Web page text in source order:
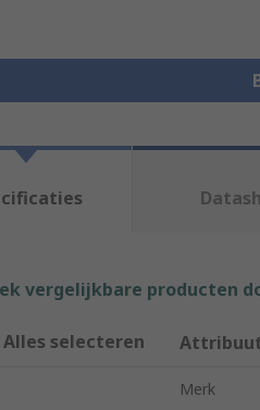
vergelijkbare producten
Alles selecteren
Merk